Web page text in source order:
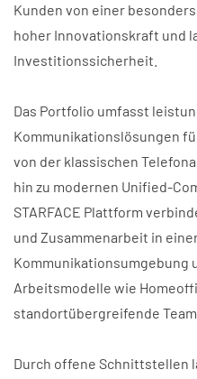
Kunden von einer
hoher Innovationskraft und
Investitionssicherheit.
Das Portfolio umfasst
Kommunikationslösungen
von der klassischen
hin zu modernen Unified-
STARFACE Plattform
und Zusammenarbeit in
Kommunikationsumgebung
Arbeitsmodelle wie
standortübergreifende
Durch offene Schnittstellen